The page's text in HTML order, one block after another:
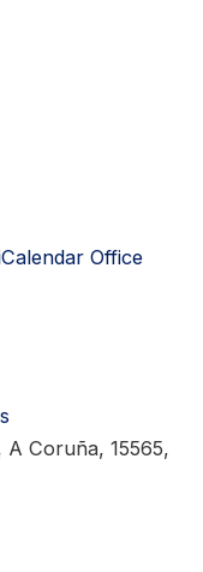
Office
Coruña, 15565,